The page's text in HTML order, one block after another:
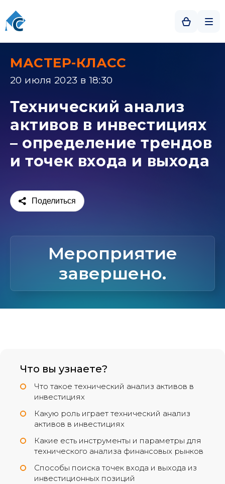
МАСТЕР-КЛАСС
20 июля 2023 в 18:30
Технический анализ
активов в инвестициях
– определение трендов
и точек входа и выхода
Поделиться
Мероприятие
завершено.
Что вы узнаете?
Что такое технический анализ активов в
инвестициях
Какую роль играет технический анализ
активов в инвестициях
Какие есть инструменты и параметры для
технического анализа финансовых рынков
Способы поиска точек входа и выхода из
инвестиционных позиций